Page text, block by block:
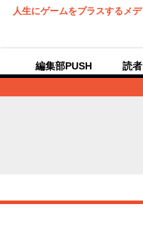
人生にゲームをプラスするメ
編集部PUSH 読